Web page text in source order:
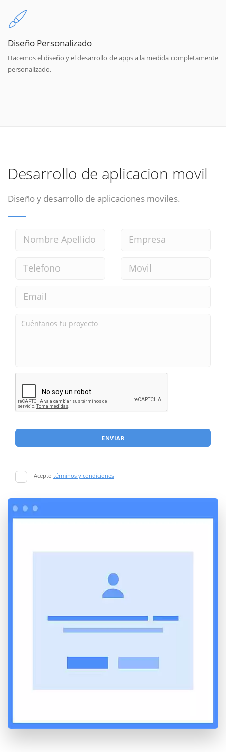
Diseño Personalizado
Hacemos el diseño y el desarrollo de apps a la medida completamente
personalizado.
Desarrollo de aplicacion movil
Diseño y desarrollo de aplicaciones moviles.
ENVIAR
Acepto términos y condiciones